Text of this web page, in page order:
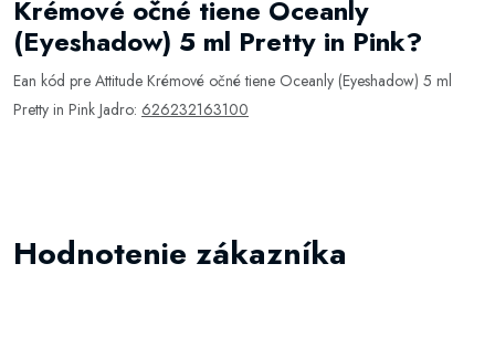
Krémové očné tiene Oceanly
(Eyeshadow) 5 ml Pretty in Pink?
Ean kód pre Attitude Krémové očné tiene Oceanly (Eyeshadow) 5 ml
Pretty in Pink Jadro: 626232163100
Hodnotenie zákazníka